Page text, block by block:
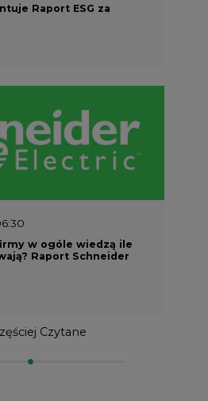
Raport ESG za
w ogóle wiedzą ile
Raport Schneider
Czytane